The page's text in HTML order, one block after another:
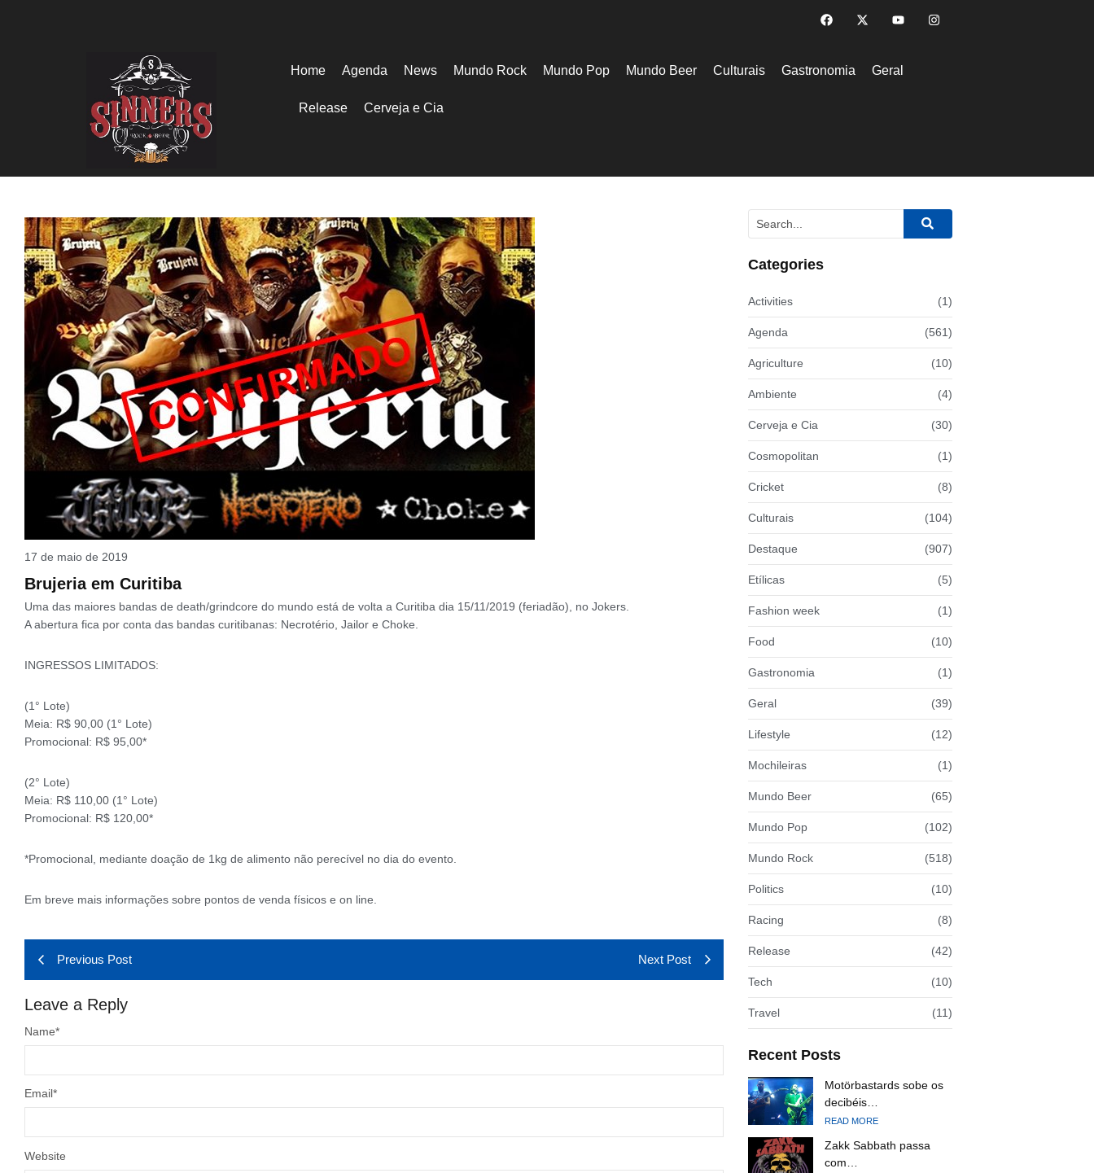
Home Agenda News Mundo Rock Mundo Pop Mundo Beer Culturais Gastronomia Geral
Release Cerveja e Cia
17 de maio de 2019
Brujeria em Curitiba
Uma das maiores bandas de death/grindcore do mundo está de volta a Curitiba dia 15/11/2019 (feriadão), no Jokers.
A abertura fica por conta das bandas curitibanas: Necrotério, Jailor e Choke.
INGRESSOS LIMITADOS:
(1° Lote)
Meia: R$ 90,00 (1° Lote)
Promocional: R$ 95,00*
(2° Lote)
Meia: R$ 110,00 (1° Lote)
Promocional: R$ 120,00*
*Promocional, mediante doação de 1kg de alimento não perecível no dia do evento.
Em breve mais informações sobre pontos de venda físicos e on line.
Previous Post Next Post
Leave a Reply
Name*
Email*
Website
Categories
Activities (1)
Agenda (561)
Agriculture (10)
Ambiente (4)
Cerveja e Cia (30)
Cosmopolitan (1)
Cricket (8)
Culturais (104)
Destaque (907)
Etílicas (5)
Fashion week (1)
Food (10)
Gastronomia (1)
Geral (39)
Lifestyle (12)
Mochileiras (1)
Mundo Beer (65)
Mundo Pop (102)
Mundo Rock (518)
Politics (10)
Racing (8)
Release (42)
Tech (10)
Travel (11)
Recent Posts
Motörbastards sobe os
decibéis…
READ MORE
Zakk Sabbath passa
com…